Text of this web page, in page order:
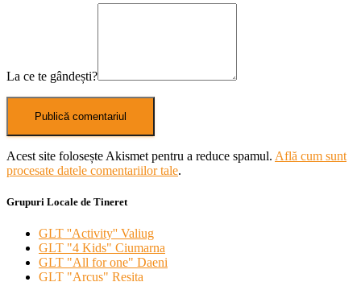
La ce te gândești?
Acest site folosește Akismet pentru a reduce spamul. Află cum sunt
procesate datele comentariilor tale.
Grupuri Locale de Tineret
GLT ''Activity'' Valiug
GLT "4 Kids" Ciumarna
GLT "All for one" Daeni
GLT "Arcus" Resita